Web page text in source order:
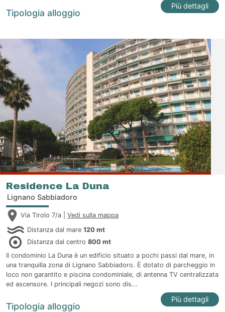
Più dettagli
Tipologia alloggio
Residence La Duna
Lignano Sabbiadoro
Via Tirolo 7/a | Vedi sulla mappa
Distanza dal mare 120 mt
Distanza dal centro 800 mt
Il condominio La Duna è un edificio situato a pochi passi dal mare, in
una tranquilla zona di Lignano Sabbiadoro. È dotato di parcheggio in
loco non garantito e piscina condominiale, di antenna TV centralizzata
ed ascensore. I principali negozi sono dis...
Più dettagli
Tipologia alloggio